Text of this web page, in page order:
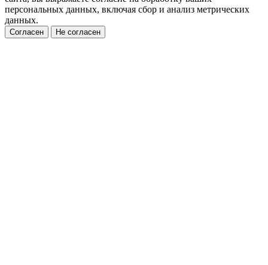
персональных данных, включая сбор и анализ метрических
данных.
Согласен Не согласен